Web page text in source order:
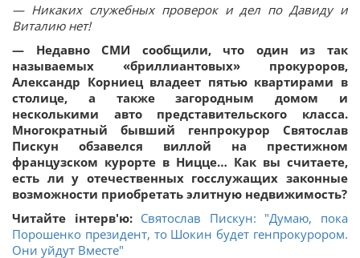
— Никаких служебных проверок и дел по Давиду и
Виталию нет!
— Недавно СМИ сообщили, что один из так
называемых «бриллиантовых» прокуроров,
Александр Корниец владеет пятью квартирами в
столице, а также загородным домом и
несколькими авто представительского класса.
Многократный бывший генпрокурор Святослав
Пискун обзавелся виллой на престижном
французском курорте в Ницце… Как вы считаете,
есть ли у отечественных госслужащих законные
возможности приобретать элитную недвижимость?
Читайте інтерв'ю: Святослав Пискун: "Думаю, пока
Порошенко президент, то Шокин будет генпрокурором.
Они уйдут Вместе"